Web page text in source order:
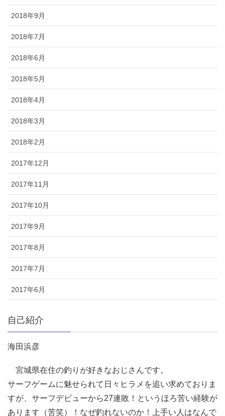
2018年9月
2018年7月
2018年6月
2018年5月
2018年4月
2018年3月
2018年2月
2017年12月
2017年11月
2017年10月
2017年9月
2017年8月
2017年7月
2017年6月
自己紹介
海田浜彦
宮城県在住の釣りが好きなおじさんです。
サーフゲームに魅せられて日々ヒラメを追い求めておりま
すが、サーフデビューから27連敗！というほろ苦い経験が
あります（苦笑）！なぜ釣れないのか！上手い人はなんで